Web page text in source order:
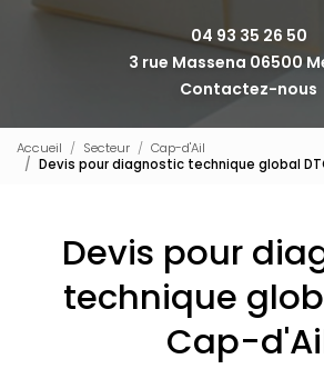
04 93 35 26 50
3 rue Massena 06500
Contactez-nous
Accueil Secteur
Cap-d'Ail
Devis pour diagnostic technique global
Devis pour
technique
Cap-